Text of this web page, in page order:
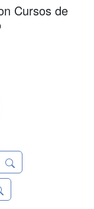
aéreas en la
Cursos de